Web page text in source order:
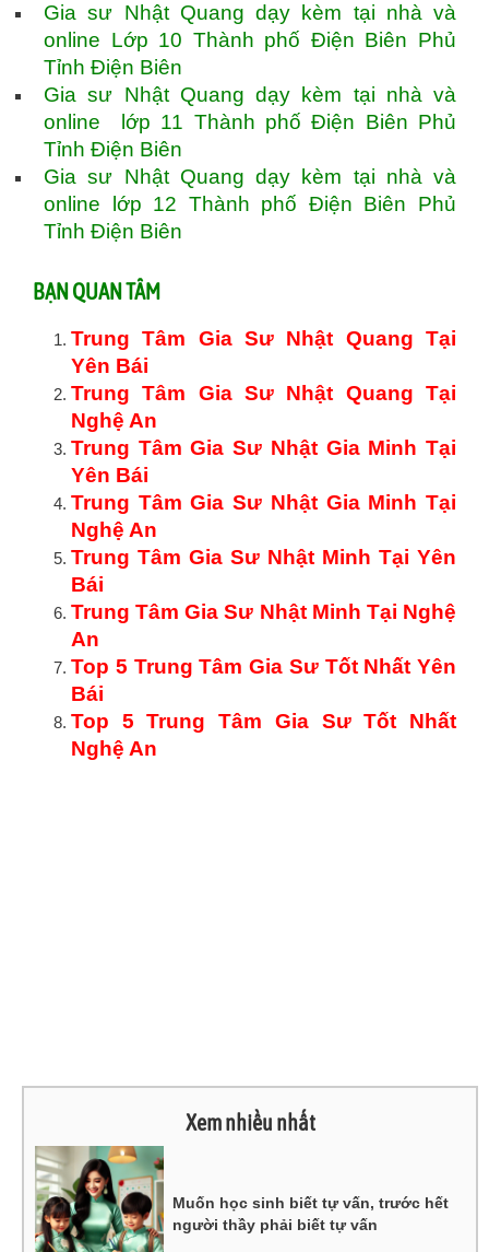
Gia sư Nhật Quang dạy kèm tại nhà và
online Lớp 10 Thành phố Điện Biên Phủ
Tỉnh Điện Biên
Gia sư Nhật Quang dạy kèm tại nhà và
online lớp 11 Thành phố Điện Biên Phủ
Tỉnh Điện Biên
Gia sư Nhật Quang dạy kèm tại nhà và
online lớp 12 Thành phố Điện Biên Phủ
Tỉnh Điện Biên
BẠN QUAN TÂM
Trung Tâm Gia Sư Nhật Quang Tại
Yên Bái
Trung Tâm Gia Sư Nhật Quang Tại
Nghệ An
Trung Tâm Gia Sư Nhật Gia Minh Tại
Yên Bái
Trung Tâm Gia Sư Nhật Gia Minh Tại
Nghệ An
Trung Tâm Gia Sư Nhật Minh Tại Yên
Bái
Trung Tâm Gia Sư Nhật Minh Tại Nghệ
An
Top 5 Trung Tâm Gia Sư Tốt Nhất Yên
Bái
Top 5 Trung Tâm Gia Sư Tốt Nhất
Nghệ An
Xem nhiều nhất
Muốn học sinh biết tự vấn, trước hết
người thầy phải biết tự vấn